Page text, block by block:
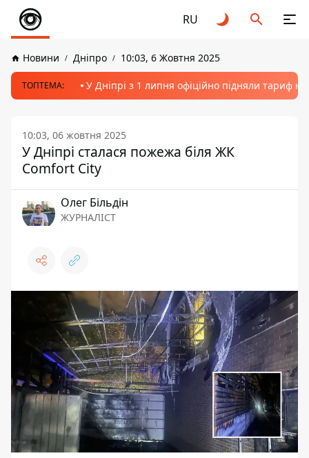
RU
Новини Дніпро 10:03, 6 Жовтня 2025
ТОПТЕМА: У Дніпрі з 1 липня офіційно підняли тариф
10:03, 06 жовтня 2025
У Дніпрі сталася пожежа біля ЖК
Comfort City
Олег Більдін
ЖУРНАЛІСТ